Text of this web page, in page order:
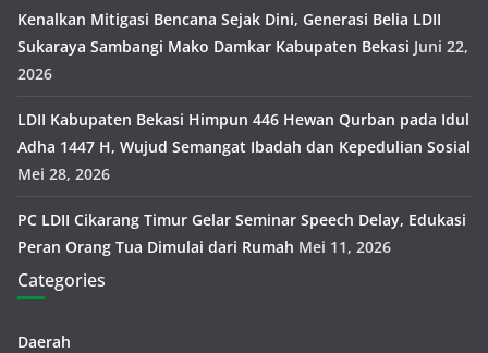
Kenalkan Mitigasi Bencana Sejak Dini, Generasi Belia LDII
Sukaraya Sambangi Mako Damkar Kabupaten Bekasi Juni 22,
2026
LDII Kabupaten Bekasi Himpun 446 Hewan Qurban pada Idul
Adha 1447 H, Wujud Semangat Ibadah dan Kepedulian Sosial
Mei 28, 2026
PC LDII Cikarang Timur Gelar Seminar Speech Delay, Edukasi
Peran Orang Tua Dimulai dari Rumah Mei 11, 2026
Categories
Daerah